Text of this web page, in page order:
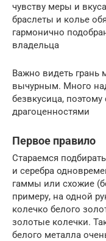
чувству меры и
браслеты и колье
гармонично
владельца
Важно видеть
вычурным. Много
безвкусица,
драгоценностями
Первое правило
Стараемся
и серебра
гаммы или схожие
примеру, на одной
колечко белого
золотые колечки.
белого металла